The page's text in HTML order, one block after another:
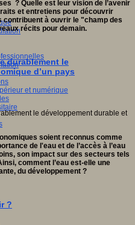
et numérique
? Quelle est leur vision de l’avenir
et entretiens pour découvrir
à ouvrir le "champ des
récits pour demain.
durablement le
d’un pays
soient reconnus comme
de l'eau et de l’accès à l’eau
son impact sur des secteurs tels
comment l’eau est-elle une
du développement ?
?